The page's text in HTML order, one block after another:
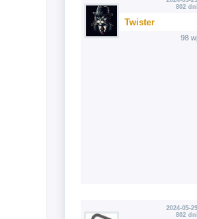
802
Twister
98
2024-05-
802